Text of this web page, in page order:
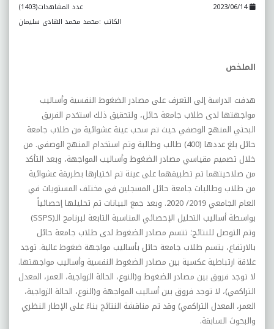
2023/06/14
عدد المشاهدات(1403)
الكاتب :محمد محمد الهادى سليمان
الملخص
هدفت الدراسة إلى التعرف على مصادر الضغوط النفسية وأساليب
مواجهتها لدى طلاب جامعة حائل، ولتحقيق ذلك استخدم الفريق
البحثي المنهج الوصفي حيث تم سحب عينة عشوائية من طلاب جامعة
حائل بلغ عددها (400) طالب وطالبة وتم استخدام المنهج الوصفي. من
خلال تصميم مقياسي مصادر الضغوط وأساليب المواجهة، وبعد التأكد
من صلاحيتهما تم تطبيقهما على عينة تم اختيارها بطريقة عشوائية
من طلاب وطالبات جامعة حائل المسجلين في مختلف المستويات في
العام الجامعي 2019/ 2020. وبعد جمع البيانات تم تحليلها إحصائياً
بواسطة أساليب التحليل الإحصائي المناسبة التابعة لبرنامج الـ(SSPS)
وتم التوصل للنتائج؛ تتسم مصادر الضغوط لدى طلاب جامعة حائل
بالارتفاع، يتسم طلاب جامعة حائل بأساليب مواجهة ضغوط عالية. توجد
علاقة ارتباطية عكسية بين مصادر الضغوط النفسية وأساليب مواجهتها.
لا توجد فروق بين مصادر الضغوط و(النوع، الحالة الزواجية، العمر، المعدل
التراكمي)، لا توجد فروق بين أساليب المواجهة و(النوع، الحالة الزواجية،
العمر، المعدل التراكمي) وقد تم مناقشة النتائج بناءً على الإطار النظري
والبحوث السابقة.